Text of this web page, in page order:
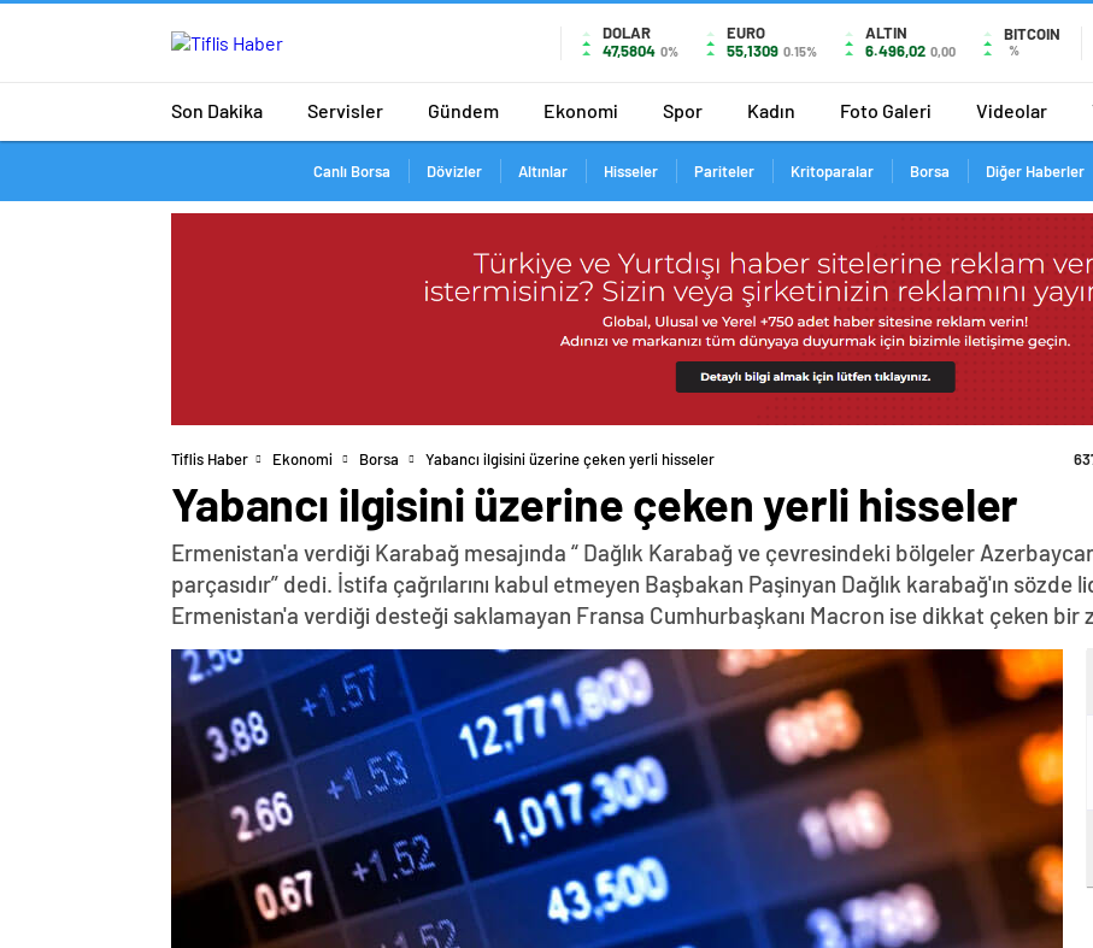
DOLAR
47,5804 0%
EURO
55,1309 0.15%
ALTIN
6.496,02 0,00
BITCOIN
%
Son Dakika Servisler Gündem Ekonomi Spor Kadın Foto Galeri Videolar
Canlı Borsa Dövizler Altınlar Hisseler Pariteler Kritoparalar Borsa Diğer Haberler
Tiflis Haber Ekonomi Borsa Yabancı ilgisini üzerine çeken yerli hisseler
Yabancı ilgisini üzerine çeken yerli hisseler
Ermenistan'a verdiği Karabağ mesajında “ Dağlık Karabağ ve çevresindeki bölgeler
parçasıdır” dedi. İstifa çağrılarını kabul etmeyen Başbakan Paşinyan Dağlık karabağ'ın
Ermenistan'a verdiği desteği saklamayan Fransa Cumhurbaşkanı Macron ise dikkat çeken